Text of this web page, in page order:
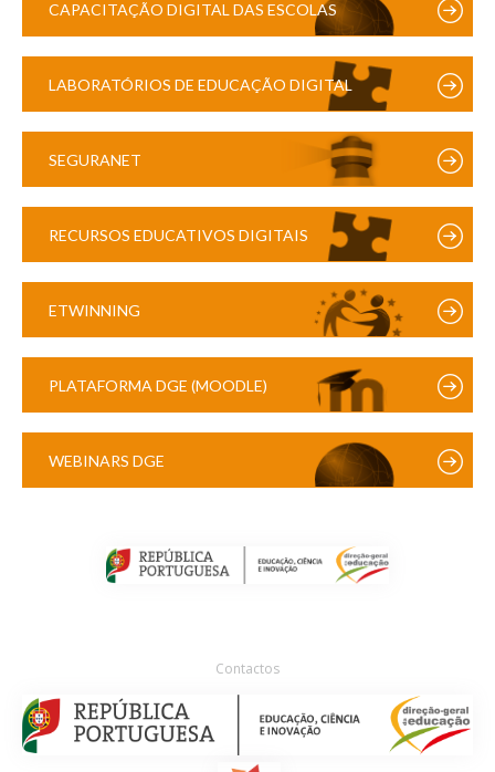
CAPACITAÇÃO DIGITAL DAS ESCOLAS
LABORATÓRIOS DE EDUCAÇÃO DIGITAL
SEGURANET
RECURSOS EDUCATIVOS DIGITAIS
ETWINNING
PLATAFORMA DGE (MOODLE)
WEBINARS DGE
Contactos